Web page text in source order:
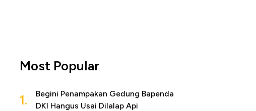
Most Popular
1.
Begini Penampakan Gedung Bapenda
DKI Hangus Usai Dilalap Api